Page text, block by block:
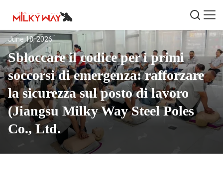
June 18, 2026
Sbloccare il codice per i primi
soccorsi di emergenza: rafforzare
la sicurezza sul posto di lavoro
(Jiangsu Milky Way Steel Poles
Co., Ltd.